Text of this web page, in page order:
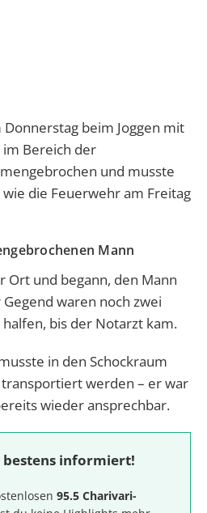
Donnerstag beim Joggen mit
Bereich der
und musste
die Feuerwehr am Freitag
Mann
Ort und begann, den Mann
waren noch zwei
bis der Notarzt kam.
in den Schockraum
werden – er war
wieder ansprechbar.
informiert!
95.5 Charivari-